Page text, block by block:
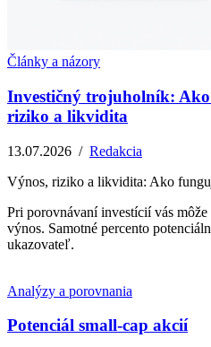
Články a názory
Investičný trojuholník: Ako
riziko a likvidita
13.07.2026 / Redakcia
Výnos, riziko a likvidita: Ako
Pri porovnávaní investícií vás
výnos. Samotné percento
ukazovateľ.
Analýzy a porovnania
Potenciál small-cap akcií